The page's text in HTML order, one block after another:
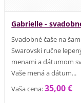
Gabrielle -
Svadobné čaše na
Swarovski ručne
menami a dátumom
Vaše mená a dátum...
Vaša cena:35,00 €